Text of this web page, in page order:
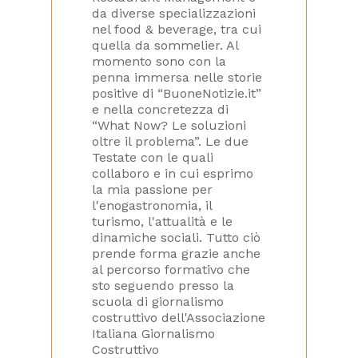
da diverse specializzazioni
nel food & beverage, tra cui
quella da sommelier. Al
momento sono con la
penna immersa nelle storie
positive di “BuoneNotizie.it”
e nella concretezza di
“What Now? Le soluzioni
oltre il problema”. Le due
Testate con le quali
collaboro e in cui esprimo
la mia passione per
l'enogastronomia, il
turismo, l'attualità e le
dinamiche sociali. Tutto ciò
prende forma grazie anche
al percorso formativo che
sto seguendo presso la
scuola di giornalismo
costruttivo dell'Associazione
Italiana Giornalismo
Costruttivo